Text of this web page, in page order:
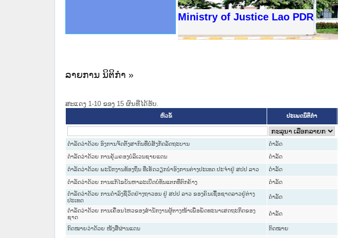
Ministry of Justice Lao PDR
ານສະພາປະຊາຊົນ ພາກເໜືອ
ທາງລັດຖະການ
ສຳລັບ ພາກກາງ
ສຳລັບ ພາກໃຕ້
ວິທະຍາຄານຕຳຫຼວດປະຊາຊົນ
ວິທະຍາຄານສັນຕິບານປະຊາຊົນ
ຂັ້ນແຂວງພາກເໜືອ
ານສະພາປະຊາຊົນ ພາກກາງ
ລາຍການ ນິຕິກໍາ »
ສະແດງ 1-10 ຂອງ 15 ຜົນທີ່ໄດ້ຮັບ.
ຫົວຂໍ້ ປະເພດນິຕິກຳ
ດຳລັດວ່າດ້ວຍ ອົງການຈັດຕັ້ງສາກົນທີ່ບໍ່ສັງກັດລັດຖະບານ ດໍາລັດ
ດຳລັດວ່າດ້ວຍ ການຄຸ້ມຄອງບໍລິເວນຊາຍແດນ ດໍາລັດ
ດຳລັດວ່າດ້ວຍ ພະນັກງານທ້ອງຖິ່ນ ທີ່ເຮັດວຽກນຳອົງການຕ່າງປະເທດ ປະຈຳຢູ່ ສປປ ລາວ ດໍາລັດ
ດຳລັດວ່າດ້ວຍ ການແກ້ໄຂບັນຫາລະເບີດບໍ່ທັນແຕກທີ່ຕົກຄ້າງ ດໍາລັດ
ດຳລັດວ່າດ້ວຍ ການດຳລົງຊິີວິດຢ່າງຖາວອນ ຢູ່ ສປປ ລາວ ຂອງຄົນເຊື້ອຊາດລາວຢູ່ຕ່າງ
ປະເທດ
ດໍາລັດ
ດໍາລັດວ່າດ້ວຍ ການເຄື່ອນໄຫວຂອງສໍານັກງານຜູ້ຕາງໜ້າເພື່ອພັດທະນາເສດຖະກິດຂອງ
ຊາດ
ດໍາລັດ
ກົດໝາຍວ່າດ້ວຍ ໜັງສືຜ່ານແດນ ກົດໝາຍ